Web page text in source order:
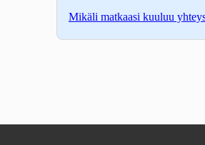
Mikäli matkaasi kuuluu
,Avataan uudessa